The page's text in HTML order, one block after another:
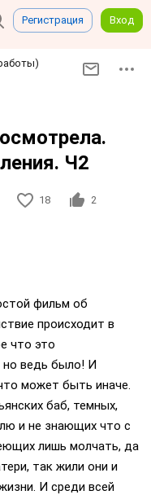
Регистрация Вход
Ч2
18 2
фильм об
происходит в
что это
но ведь было! И
может быть иначе.
баб, темных,
и не знающих что с
лишь молчать, да
так жили они и
И среди всей